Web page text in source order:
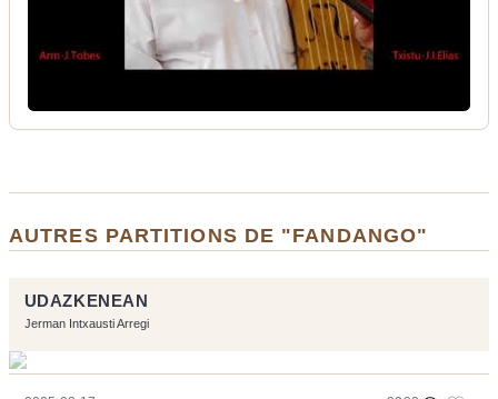
AUTRES PARTITIONS DE "FANDANGO"
UDAZKENEAN
Jerman Intxausti Arregi